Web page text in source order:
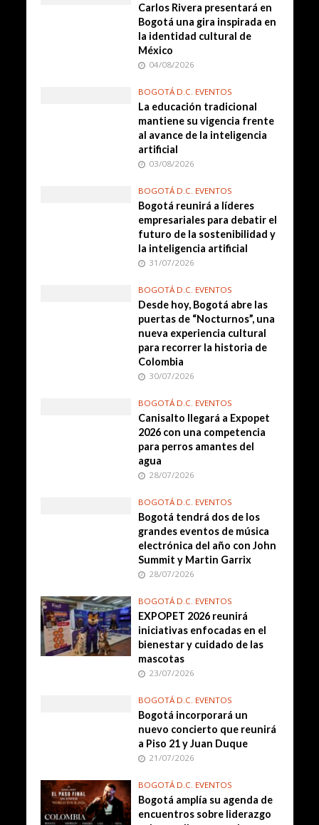
Carlos Rivera presentará en
Bogotá una gira inspirada en
la identidad cultural de
México
04/08/2026
BOGOTÁ D.C. EVENTOS
La educación tradicional
mantiene su vigencia frente
al avance de la inteligencia
artificial
03/08/2026
BOGOTÁ D.C. EVENTOS
Bogotá reunirá a líderes
empresariales para debatir el
futuro de la sostenibilidad y
la inteligencia artificial
31/07/2026
BOGOTÁ D.C. EVENTOS
Desde hoy, Bogotá abre las
puertas de “Nocturnos”, una
nueva experiencia cultural
para recorrer la historia de
Colombia
30/07/2026
BOGOTÁ D.C. EVENTOS
Canisalto llegará a Expopet
2026 con una competencia
para perros amantes del
agua
28/07/2026
BOGOTÁ D.C. EVENTOS
Bogotá tendrá dos de los
grandes eventos de música
electrónica del año con John
Summit y Martin Garrix
28/07/2026
BOGOTÁ D.C. EVENTOS
EXPOPET 2026 reunirá
iniciativas enfocadas en el
bienestar y cuidado de las
mascotas
23/07/2026
BOGOTÁ D.C. EVENTOS
Bogotá incorporará un
nuevo concierto que reunirá
a Piso 21 y Juan Duque
21/07/2026
BOGOTÁ D.C. EVENTOS
Bogotá amplía su agenda de
encuentros sobre liderazgo